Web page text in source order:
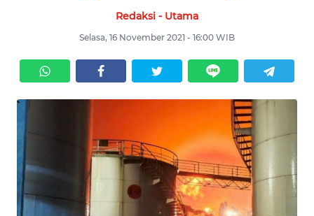
Redaksi - Utama
Selasa, 16 November 2021 - 16:00 WIB
TOKOH
KONTAK
KAMI